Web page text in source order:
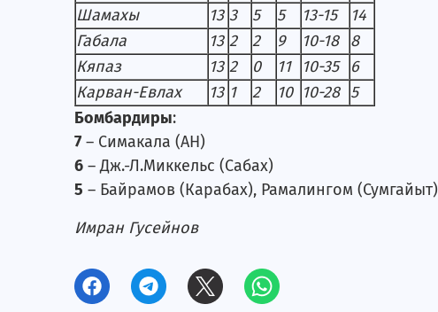
Шамахы
13 3 5 5 13-15
14
Габала
13 2 2 9 10-18
8
Кяпаз
13 2 0 11 10-35
6
Карван-Евлах
13 1 2 10 10-28 5
Бомбардиры:
7 – Симакала (АН)
6 – Дж.-Л.Миккельс (Сабах)
5 – Байрамов (Карабах), Рамалингом (Сумгайыт)
Имран Гусейнов